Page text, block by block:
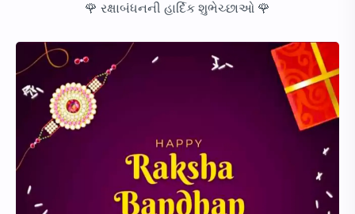
🌹 રક્ષાબંધનની હાર્દિક શુભેચ્છાઓ 🌹